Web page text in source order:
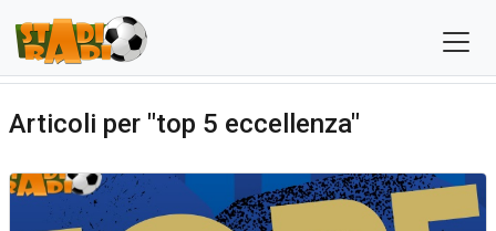
Articoli per "top 5 eccellenza"